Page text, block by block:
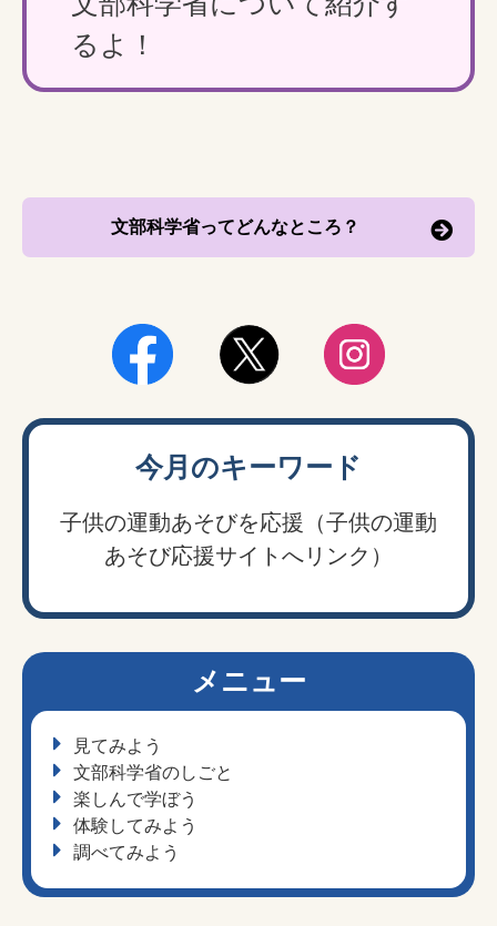
るよ！
文部科学省ってどんなところ？
今月のキーワード
子供の運動あそびを応援（子供の運動
あそび応援サイトへリンク）
メニュー
見てみよう
文部科学省のしごと
楽しんで学ぼう
体験してみよう
調べてみよう